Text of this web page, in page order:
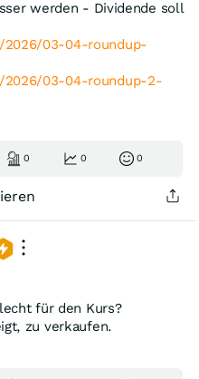
werden - Dividende soll
03-04-roundup-
03-04-roundup-2-
0 0 0
für den Kurs?
zu verkaufen.